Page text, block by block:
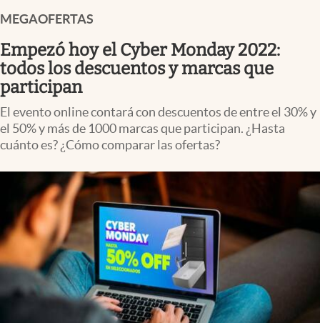
Uruguay
Mercados Online
Negocios
Columnistas
Apertura
Clase
Clima
Mundial 2026
Eventos Corporativos
El Cronista Studio
MEGAOFERTAS
Empezó hoy el Cyber Monday 2022:
todos los descuentos y marcas que
participan
El evento online contará con descuentos de entre el 30% y
el 50% y más de 1000 marcas que participan. ¿Hasta
cuánto es? ¿Cómo comparar las ofertas?